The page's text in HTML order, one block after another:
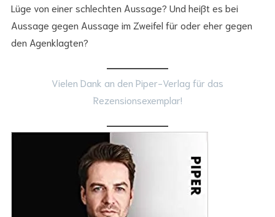
Lüge von einer schlechten Aussage? Und heißt es bei
Aussage gegen Aussage im Zweifel für oder eher gegen
den Agenklagten?
Vielen Dank an den Piper-Verlag für das
Rezensionsexemplar!